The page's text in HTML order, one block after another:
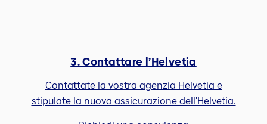
3. Contattare l’Helvetia
Contattate la vostra agenzia Helvetia e
stipulate la nuova assicurazione dell'Helvetia.